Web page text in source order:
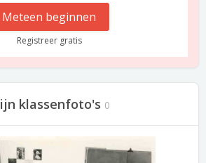
Meteen beginnen
Registreer gratis
klassenfoto's 0